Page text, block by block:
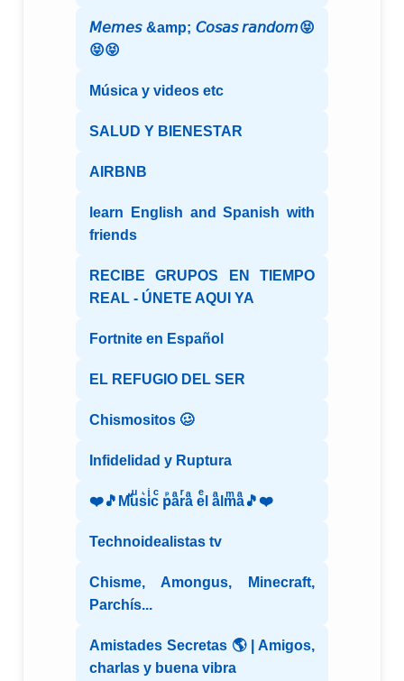
𝘔𝘦𝘮𝘦𝘴 &amp; 𝘊𝘰𝘴𝘢𝘴 𝘳𝘢𝘯𝘥𝘰𝘮😝
😝😝
Música y videos etc
SALUD Y BIENESTAR
AIRBNB
learn English and Spanish with
friends
RECIBE GRUPOS EN TIEMPO
REAL - ÚNETE AQUI YA
Fortnite en Español
EL REFUGIO DEL SER
Chismositos 🥴
Infidelidad y Ruptura
❤️🎵Mⷨuͧs͛iͥcͨ рⷬaͣrͬaͣ eͤl aͣlmͫaͣ🎵❤️
Technoidealistas tv
Chisme, Amongus, Minecraft,
Parchís...
Amistades Secretas 🌎 | Amigos,
charlas y buena vibra